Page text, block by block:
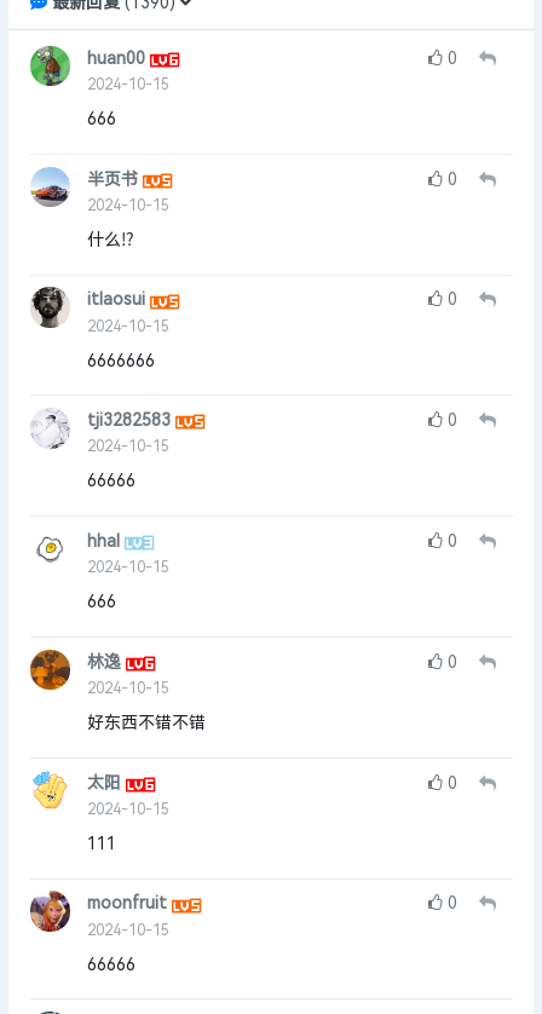
huan00
2024-10-15
0
666
半页书
2024-10-15
0
什么⁉
itlaosui
2024-10-15
0
6666666
tji3282583
2024-10-15
0
66666
hhal
2024-10-15
0
666
林逸
2024-10-15
0
好东西不错不错
太阳
2024-10-15
0
111
moonfruit
2024-10-15
0
66666